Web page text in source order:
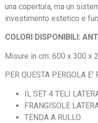
una copertura, ma un
investimento estetico e
COLORI DISPONIBILI:
Misure in cm: 600 x 300 x
PER QUESTA PERGOLA
IL SET 4 TELI
FRANGISOLE
TENDA A RULLO